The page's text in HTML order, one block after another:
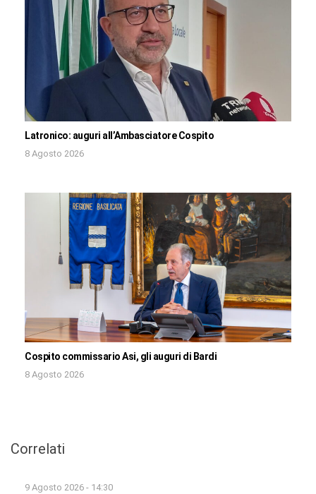
Latronico: auguri all’Ambasciatore Cospito
8 Agosto 2026
Cospito commissario Asi, gli auguri di Bardi
8 Agosto 2026
Correlati
9 Agosto 2026 - 14:30